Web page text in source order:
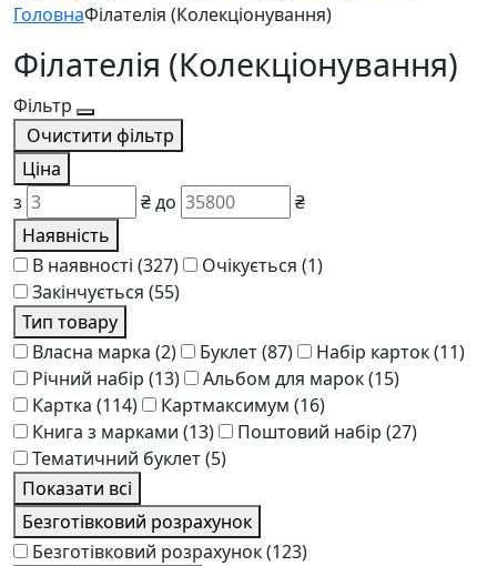
ГоловнаФілателія (Колекціонування)
Філателія (Колекціонування)
Фільтр
Очистити фільтр
Ціна
з
₴до
₴
Наявність
В наявності (327) Очікується (1)
Закінчується (55)
Тип товару
Власна марка (2) Буклет(87) Набір карток(11)
Річний набір (13) Альбом для марок(15)
Картка (114) Картмаксимум (16)
Книга з марками (13) Поштовий набір (27)
Тематичний буклет(5)
Показати всі
Безготівковий розрахунок
Безготівковий розрахунок(123)